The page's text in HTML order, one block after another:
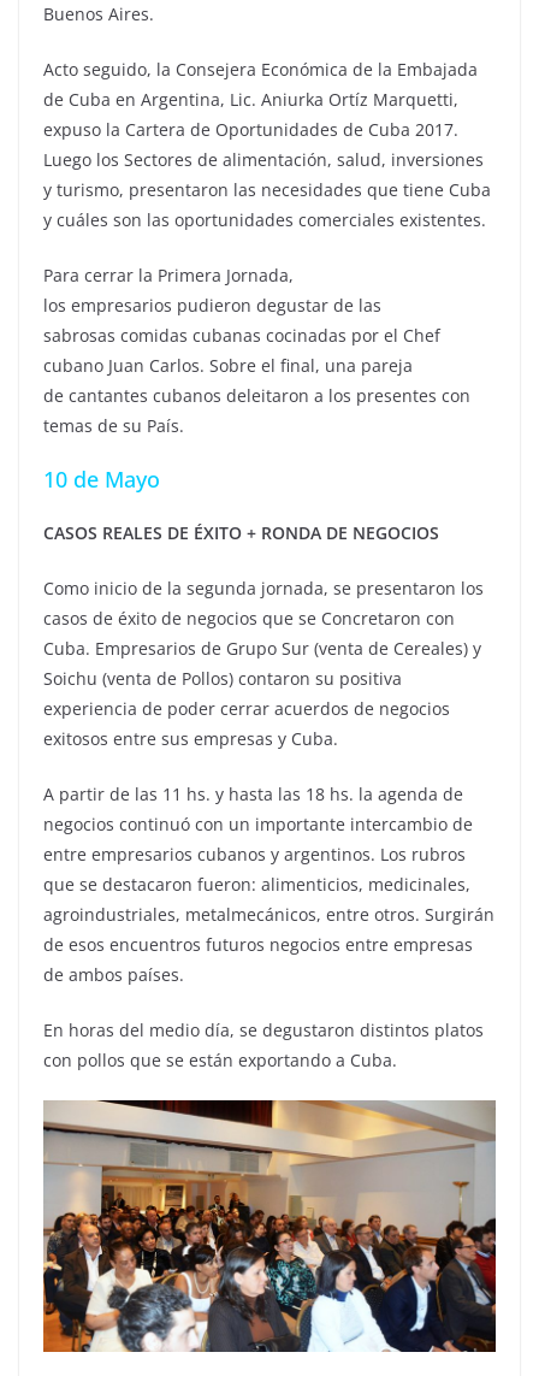
Buenos Aires.
Acto seguido, la Consejera Económica de la Embajada
de Cuba en Argentina, Lic. Aniurka Ortíz Marquetti,
expuso la Cartera de Oportunidades de Cuba 2017.
Luego los Sectores de alimentación, salud, inversiones
y turismo, presentaron las necesidades que tiene Cuba
y cuáles son las oportunidades comerciales existentes.
Para cerrar la Primera Jornada,
los empresarios pudieron degustar de las
sabrosas comidas cubanas cocinadas por el Chef
cubano Juan Carlos. Sobre el final, una pareja
de cantantes cubanos deleitaron a los presentes con
temas de su País.
10 de Mayo
CASOS REALES DE ÉXITO + RONDA DE NEGOCIOS
Como inicio de la segunda jornada, se presentaron los
casos de éxito de negocios que se Concretaron con
Cuba. Empresarios de Grupo Sur (venta de Cereales) y
Soichu (venta de Pollos) contaron su positiva
experiencia de poder cerrar acuerdos de negocios
exitosos entre sus empresas y Cuba.
A partir de las 11 hs. y hasta las 18 hs. la agenda de
negocios continuó con un importante intercambio de
entre empresarios cubanos y argentinos. Los rubros
que se destacaron fueron: alimenticios, medicinales,
agroindustriales, metalmecánicos, entre otros. Surgirán
de esos encuentros futuros negocios entre empresas
de ambos países.
En horas del medio día, se degustaron distintos platos
con pollos que se están exportando a Cuba.